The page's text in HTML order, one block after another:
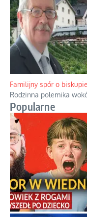
Ciemna strona
Historia jest
że będziemy coś
powstania nie zrobili,